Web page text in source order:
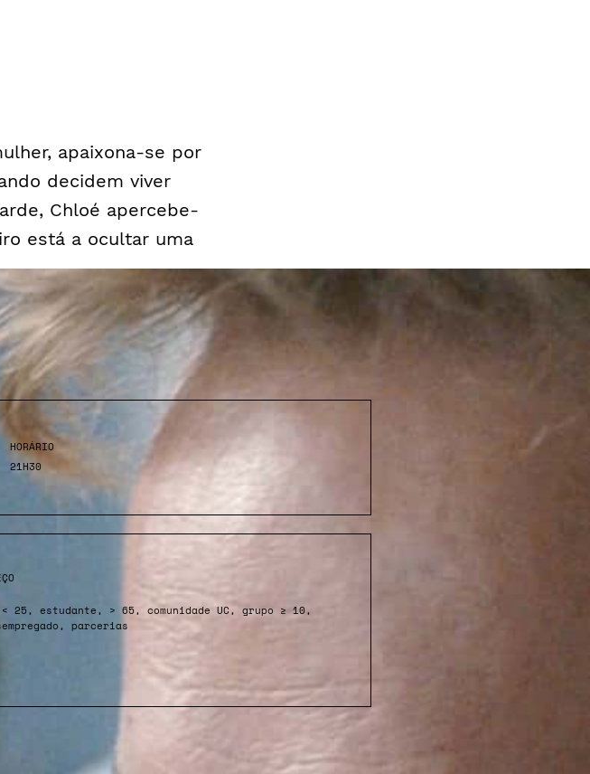
apaixona-se por
decidem viver
Chloé apercebe-
está a ocultar uma
HORÁRIO
21H30
25, estudante, > 65, comunidade UC, grupo ≥ 10,
parcerias